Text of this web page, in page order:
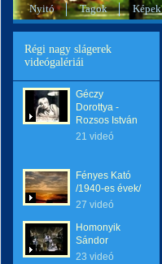
Nyitó Tagok Képek
Régi nagy slágerek
videógalériái
Géczy
Dorottya -
Rozsos István
21 videó
Fényes Kató
/1940-es évek/
27 videó
Homonyik
Sándor
23 videó